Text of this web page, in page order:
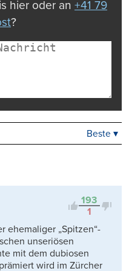
hier oder an +41 79
?
Kontrovers
Beste ▾
193
1
ehemaliger „Spitzen“-
unseriösen
mit dem dubiosen
wird im Zürcher